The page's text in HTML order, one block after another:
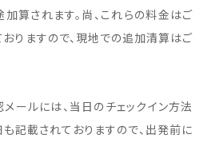
算されます。尚、これらの料金はご
りますので、現地での追加清算はご
ールには、当日のチェックイン方法
記載されておりますので、出発前に